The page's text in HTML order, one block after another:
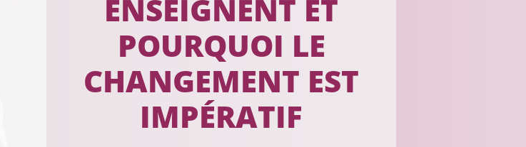
ENSEIGNENT ET
POURQUOI LE
CHANGEMENT EST
IMPÉRATIF